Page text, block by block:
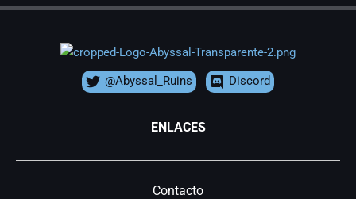
@Abyssal_Ruins Discord
ENLACES
Contacto